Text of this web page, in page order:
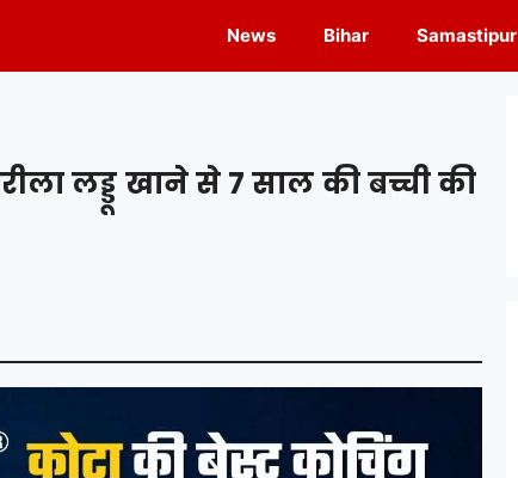
News Bihar Samastipur
लड्डू खाने से 7 साल की बच्ची की